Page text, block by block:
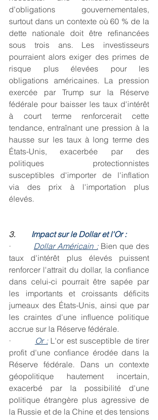
d'obligations gouvernementales,
surtout dans un contexte où 60 % de la
dette nationale doit être refinancées
sous trois ans. Les investisseurs
pourraient alors exiger des primes de
risque plus élevées pour les
obligations américaines. La pression
exercée par Trump sur la Réserve
fédérale pour baisser les taux d'intérêt
à court terme renforcerait cette
tendance, entraînant une pression à la
hausse sur les taux à long terme des
États-Unis, exacerbée par des
politiques protectionnistes
susceptibles d'importer de l'inflation
via des prix à l'importation plus
élevés.
3. Impact sur le Dollar et l'Or :
· Dollar Américain : Bien que des
taux d'intérêt plus élevés puissent
renforcer l'attrait du dollar, la confiance
dans celui-ci pourrait être sapée par
les importants et croissants déficits
jumeaux des États-Unis, ainsi que par
les craintes d'une influence politique
accrue sur la Réserve fédérale.
·
Or : L'or est susceptible de tirer
profit d'une confiance érodée dans la
Réserve fédérale. Dans un contexte
géopolitique hautement incertain,
exacerbé par la possibilité d'une
politique étrangère plus agressive de
la Russie et de la Chine et des tensions